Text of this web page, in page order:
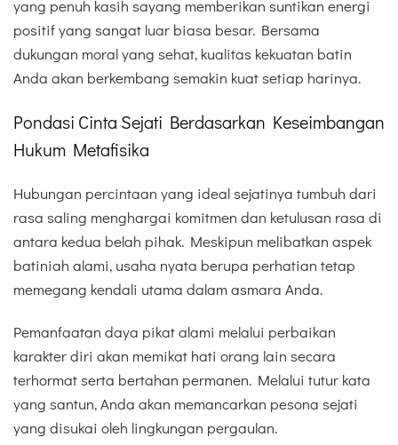
yang penuh kasih sayang memberikan suntikan energi
positif yang sangat luar biasa besar. Bersama
dukungan moral yang sehat, kualitas kekuatan batin
Anda akan berkembang semakin kuat setiap harinya.
Pondasi Cinta Sejati Berdasarkan Keseimbangan
Hukum Metafisika
Hubungan percintaan yang ideal sejatinya tumbuh dari
rasa saling menghargai komitmen dan ketulusan rasa di
antara kedua belah pihak. Meskipun melibatkan aspek
batiniah alami, usaha nyata berupa perhatian tetap
memegang kendali utama dalam asmara Anda.
Pemanfaatan daya pikat alami melalui perbaikan
karakter diri akan memikat hati orang lain secara
terhormat serta bertahan permanen. Melalui tutur kata
yang santun, Anda akan memancarkan pesona sejati
yang disukai oleh lingkungan pergaulan.